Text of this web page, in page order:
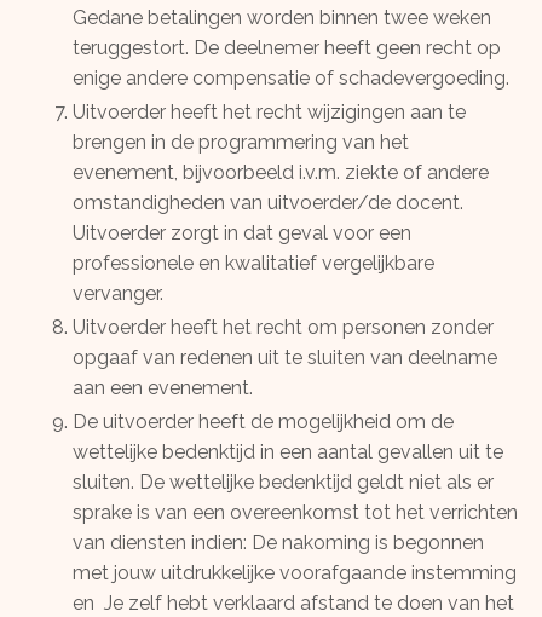
Gedane betalingen worden binnen twee weken
teruggestort. De deelnemer heeft geen recht op
enige andere compensatie of schadevergoeding.
Uitvoerder heeft het recht wijzigingen aan te
brengen in de programmering van het
evenement, bijvoorbeeld i.v.m. ziekte of andere
omstandigheden van uitvoerder/de docent.
Uitvoerder zorgt in dat geval voor een
professionele en kwalitatief vergelijkbare
vervanger.
Uitvoerder heeft het recht om personen zonder
opgaaf van redenen uit te sluiten van deelname
aan een evenement.
De uitvoerder heeft de mogelijkheid om de
wettelijke bedenktijd in een aantal gevallen uit te
sluiten. De wettelijke bedenktijd geldt niet als er
sprake is van een overeenkomst tot het verrichten
van diensten indien: De nakoming is begonnen
met jouw uitdrukkelijke voorafgaande instemming
en Je zelf hebt verklaard afstand te doen van het